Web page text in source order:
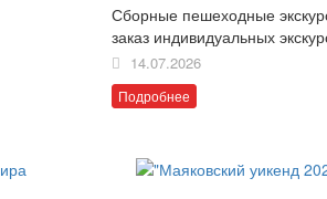
Сборные пешеходные
заказ индивидуальных
14.07.2026
Подробнее